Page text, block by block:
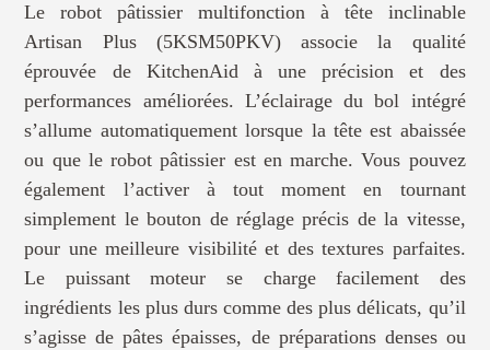
Le robot pâtissier multifonction à tête inclinable
Artisan Plus (5KSM50PKV) associe la qualité
éprouvée de KitchenAid à une précision et des
performances améliorées. L’éclairage du bol intégré
s’allume automatiquement lorsque la tête est abaissée
ou que le robot pâtissier est en marche. Vous pouvez
également l’activer à tout moment en tournant
simplement le bouton de réglage précis de la vitesse,
pour une meilleure visibilité et des textures parfaites.
Le puissant moteur se charge facilement des
ingrédients les plus durs comme des plus délicats, qu’il
s’agisse de pâtes épaisses, de préparations denses ou